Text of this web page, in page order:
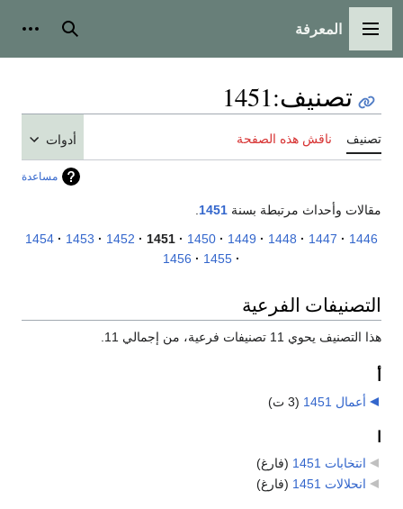
القائمة الرئيسية
المعرفة بحث
تصنيف:
1451
تصنيف ناقش هذه الصفحة أدوات
مساعدة
مقالات وأحداث مرتبطة بسنة 1451
1446
1447
1448
1449
1450
1451
1452
1453
1454
1455
1456
التصنيفات الفرعية
هذا التصنيف يحوي 11 تصنيفات فرعية، من إجمالي 11.
أعمال 1451 (3 ت)
انتخابات 1451
(فارغ)
انحلالات 1451
(فارغ)